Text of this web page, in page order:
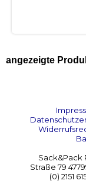
angezeigte
Sack&Pack
Straße 79
(0) 2151